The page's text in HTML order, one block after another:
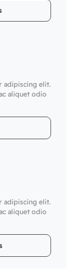
adipiscing elit.
aliquet odio
adipiscing elit.
aliquet odio